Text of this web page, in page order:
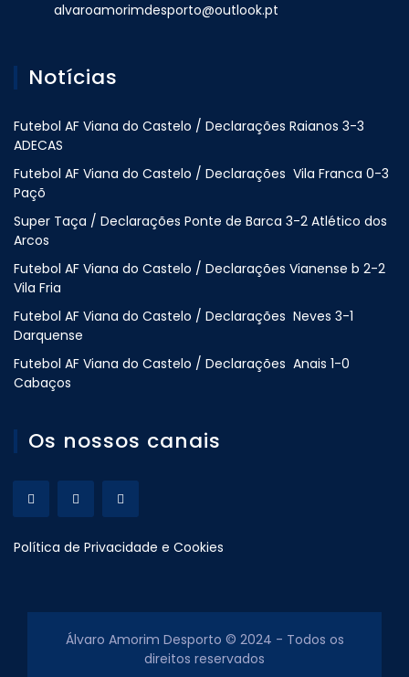
alvaroamorimdesporto@outlook.pt
Notícias
Futebol AF Viana do Castelo / Declarações Raianos 3-3
ADECAS
Futebol AF Viana do Castelo / Declarações Vila Franca 0-3
Paçõ
Super Taça / Declarações Ponte de Barca 3-2 Atlético dos
Arcos
Futebol AF Viana do Castelo / Declarações Vianense b 2-2
Vila Fria
Futebol AF Viana do Castelo / Declarações Neves 3-1
Darquense
Futebol AF Viana do Castelo / Declarações Anais 1-0
Cabaços
Os nossos canais
Política de Privacidade e Cookies
Álvaro Amorim Desporto © 2024 - Todos os
direitos reservados